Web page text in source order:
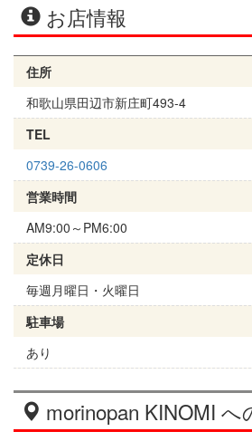
お店情報
住所
和歌山県田辺市新庄町493-4
TEL
0739-26-0606
営業時間
AM9:00～PM6:00
定休日
毎週月曜日・火曜日
駐車場
あり
morinopan KINOMI へ